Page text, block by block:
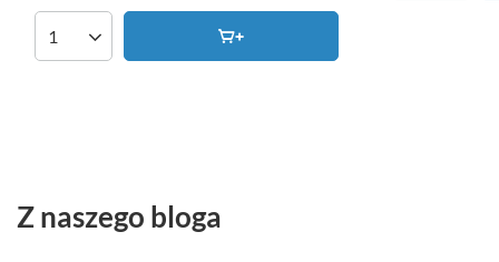
Ilość produktów
Z naszego bloga